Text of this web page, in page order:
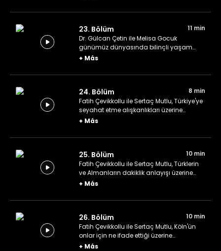
23. Bölüm
11 min
Dr. Gülcan Çetin ile Melisa Gocuk
günümüz dünyasında bilinçli yaşam
üzerine konuşuyor.
+ Más
24. Bölüm
8 min
Fatih Çevikkollu ile Sertaç Mutlu, Türkiye'ye
seyahat etme alışkanlıkları üzerine
konuşuyor.
+ Más
25. Bölüm
10 min
Fatih Çevikkollu ile Sertaç Mutlu, Türklerin
ve Almanların dakiklik anlayışı üzerine
konuşuyor.
+ Más
26. Bölüm
10 min
Fatih Çevikkollu ile Sertaç Mutlu, Köln'ün
onlar için ne ifade ettiği üzerine
konuşuyor.
+ Más